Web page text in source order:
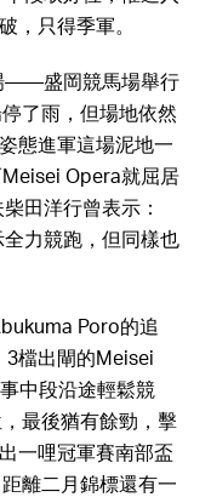
，只得季軍。
——盛岡競馬場舉行
了雨，但場地依然
態進軍這場泥地一
Opera就屈居
田洋行曾表示：
全力競跑，但同樣也
Poro的追
3檔出閘的Meisei
中段沿途輕鬆競
最後猶有餘勁，擊
一哩冠軍賽南部盃
離二月錦標還有一